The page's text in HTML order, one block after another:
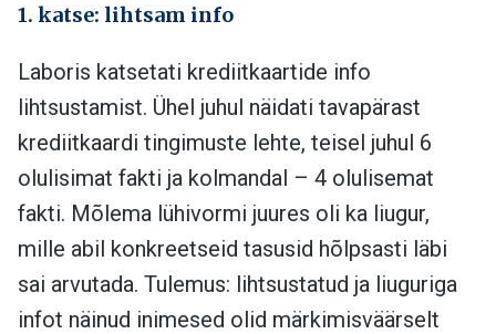
1. katse: lihtsam info
Laboris katsetati krediitkaartide info
lihtsustamist. Ühel juhul näidati tavapärast
krediitkaardi tingimuste lehte, teisel juhul 6
olulisimat fakti ja kolmandal – 4 olulisemat
fakti. Mõlema lühivormi juures oli ka liugur,
mille abil konkreetseid tasusid hõlpsasti läbi
sai arvutada. Tulemus: lihtsustatud ja liuguriga
infot näinud inimesed olid märkimisväärselt